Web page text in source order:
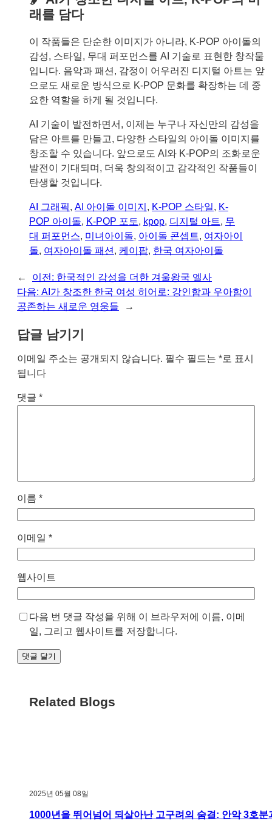
래를 담다
이 작품들은 단순한 이미지가 아니라, K-POP 아이돌의
감성, 스타일, 무대 퍼포먼스를 AI 기술로 표현한 창작물
입니다. 음악과 패션, 감정이 어우러진 디지털 아트는 앞
으로도 새로운 방식으로 K-POP 문화를 확장하는 데 중
요한 역할을 하게 될 것입니다.
AI 기술이 발전하면서, 이제는 누구나 자신만의 감성을
담은 아트를 만들고, 다양한 스타일의 아이돌 이미지를
창조할 수 있습니다. 앞으로도 AI와 K-POP의 조화로운
발전이 기대되며, 더욱 창의적이고 감각적인 작품들이
탄생할 것입니다.
AI 그래픽, AI 아이돌 이미지 , K-POP 스타일, K-
POP 아이돌, K-POP 포토, kpop, 디지털 아트, 무
대 퍼포먼스, 미녀아이돌, 아이돌 콘셉트, 여자아이
돌, 여자아이돌 패션 , 케이팝, 한국 여자아이돌
← 이전: 한국적인 감성을 더한 겨울왕국 엘사
다음: AI가 창조한 한국 여성 히어로: 강인함과 우아함이
공존하는 새로운 영웅들
→
답글 남기기
이메일 주소는 공개되지 않습니다. 필수 필드는 *로 표시
됩니다
댓글 *
이름 *
이메일 *
웹사이트
다음 번 댓글 작성을 위해 이 브라우저에 이름, 이메
일, 그리고 웹사이트를 저장합니다.
Related Blogs
2025년 05월 08일
1000년을 뛰어넘어 되살아난 고구려의 숨결: 안악 3호